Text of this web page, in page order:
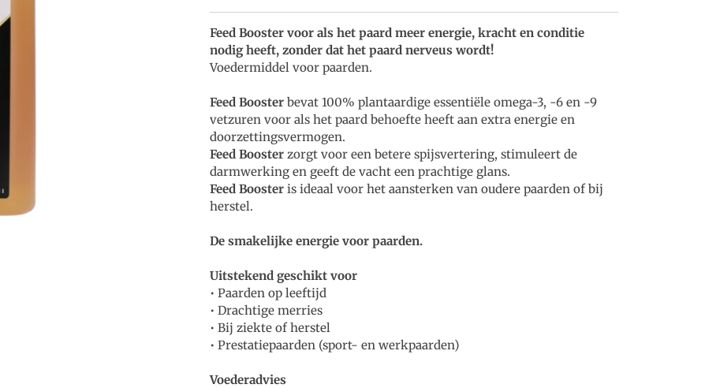
Feed Booster voor als het paard meer energie, kracht en conditie
nodig heeft, zonder dat het paard nerveus wordt!
Voedermiddel voor paarden.
Feed Booster bevat 100% plantaardige essentiële omega-3, -6 en -9
vetzuren voor als het paard behoefte heeft aan extra energie en
doorzettingsvermogen.
Feed Booster zorgt voor een betere spijsvertering, stimuleert de
darmwerking en geeft de vacht een prachtige glans.
Feed Booster is ideaal voor het aansterken van oudere paarden of bij
herstel.
De smakelijke energie voor paarden.
Uitstekend geschikt voor
• Paarden op leeftijd
• Drachtige merries
• Bij ziekte of herstel
• Prestatiepaarden (sport- en werkpaarden)
Voederadvies